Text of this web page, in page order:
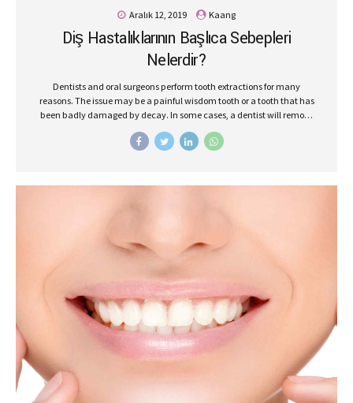
Aralık 12, 2019 Kaang
Diş Hastalıklarının Başlıca Sebepleri
Nelerdir?
Dentists and oral surgeons perform tooth extractions for many
reasons. The issue may be a painful wisdom tooth or a tooth that has
been badly damaged by decay. In some cases, a dentist will remove